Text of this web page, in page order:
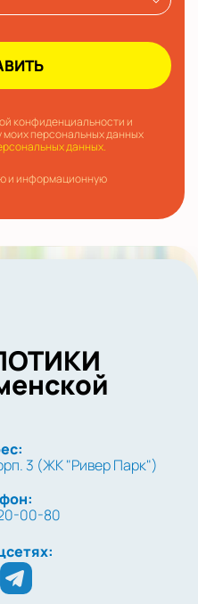
конфиденциальности и
моих персональных данных
данных.
и информационную
3 (ЖК "Ривер Парк")
00-80